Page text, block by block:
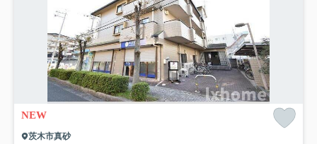
NEW
茨木市真砂